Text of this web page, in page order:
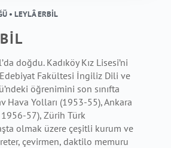
• LEYLÂ ERBİL
doğdu. Kadıköy Kız Lisesi’ni
Fakültesi İngiliz Dili ve
öğrenimini son sınıfta
Hava Yolları (1953-55), Ankara
57), Zürih Türk
olmak üzere çeşitli kurum ve
çevirmen, daktilo memuru